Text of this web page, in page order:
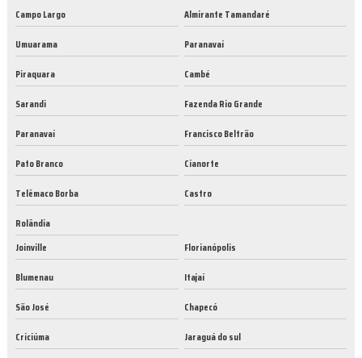
Campo Largo
Almirante Tamandaré
Umuarama
Paranavaí
Piraquara
Cambé
Sarandi
Fazenda Rio Grande
Paranavaí
Francisco Beltrão
Pato Branco
Cianorte
Telêmaco Borba
Castro
Rolândia
Joinville
Florianópolis
Blumenau
Itajaí
São José
Chapecó
Criciúma
Jaraguá do sul